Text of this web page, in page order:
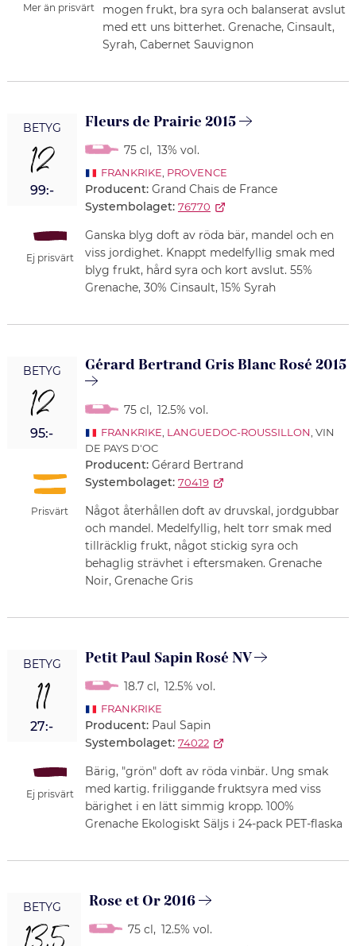
Mer än prisvärt
mogen frukt, bra syra och balanserat avslut
med ett uns bitterhet. Grenache, Cinsault,
Syrah, Cabernet Sauvignon
BETYG
12
99:-
Ej prisvärt
Fleurs de Prairie 2015
75 cl, 13% vol.
FRANKRIKE PROVENCE
Producent: Grand Chais de France
Systembolaget: 76770
Ganska blyg doft av röda bär, mandel och en
viss jordighet. Knappt medelfyllig smak med
blyg frukt, hård syra och kort avslut. 55%
Grenache, 30% Cinsault, 15% Syrah
BETYG
12
95:-
Prisvärt
Gérard Bertrand Gris Blanc Rosé 2015
75 cl, 12.5% vol.
FRANKRIKE LANGUEDOC-ROUSSILLON , VIN
DE PAYS D'OC
Producent: Gérard Bertrand
Systembolaget: 70419
Något återhållen doft av druvskal, jordgubbar
och mandel. Medelfyllig, helt torr smak med
tillräcklig frukt, något stickig syra och
behaglig strävhet i eftersmaken. Grenache
Noir, Grenache Gris
BETYG
11
27:-
Ej prisvärt
Petit Paul Sapin Rosé NV
18.7 cl, 12.5% vol.
FRANKRIKE
Producent: Paul Sapin
Systembolaget: 74022
Bärig, "grön" doft av röda vinbär. Ung smak
med kartig. friliggande fruktsyra med viss
bärighet i en lätt simmig kropp. 100%
Grenache Ekologiskt Säljs i 24-pack PET-flaska
BETYG Rose et Or 2016
75 cl, 12.5% vol.